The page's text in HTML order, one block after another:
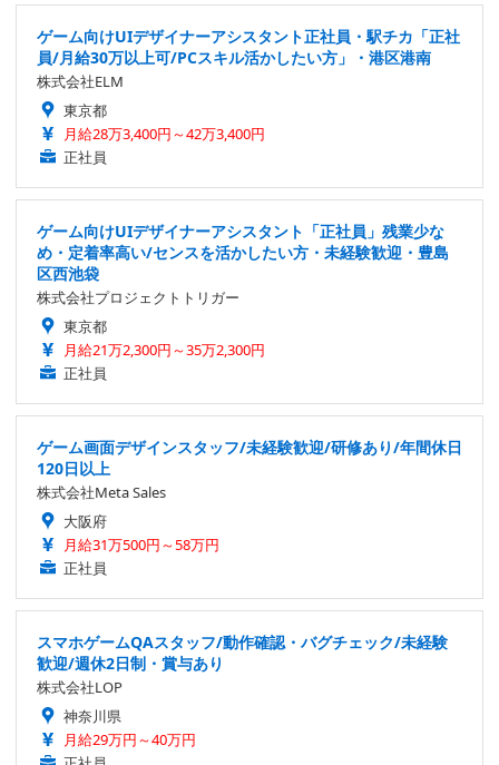
ゲーム向けUIデザイナーアシスタント正社員・駅チカ「正社
員/月給30万以上可/PCスキル活かしたい方」・港区港南
株式会社ELM
東京都
月給28万3,400円～42万3,400円
正社員
ゲーム向けUIデザイナーアシスタント「正社員」残業少な
め・定着率高い/センスを活かしたい方・未経験歓迎・豊島
区西池袋
株式会社プロジェクトトリガー
東京都
月給21万2,300円～35万2,300円
正社員
ゲーム画面デザインスタッフ/未経験歓迎/研修あり/年間休日
120日以上
株式会社Meta Sales
大阪府
月給31万500円～58万円
正社員
スマホゲームQAスタッフ/動作確認・バグチェック/未経験
歓迎/週休2日制・賞与あり
株式会社LOP
神奈川県
月給29万円～40万円